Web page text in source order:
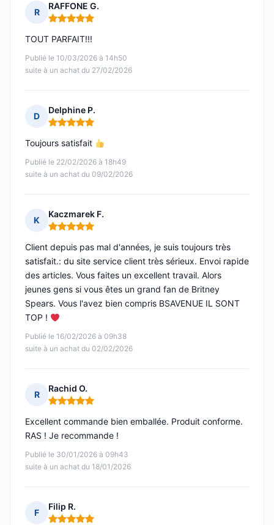
R
RAFFONE G.
Note : 5 sur 5
Publié le 10/03/2026 à 14h50
suite à un achat du 27/02/2026
TOUT PARFAIT!!!
D
Delphine P.
Note : 5 sur 5
Publié le 22/02/2026 à 18h49
suite à un achat du 09/02/2026
Toujours satisfait
K
Kaczmarek F.
Note : 5 sur 5
Publié le 16/02/2026 à 09h38
suite à un achat du 02/02/2026
Client depuis pas mal d'années, je suis toujours très
satisfait.: du site service client très sérieux. Envoi rapide
des articles. Vous faites un excellent travail. Alors
jeunes gens si vous êtes un grand fan de Britney
Spears. Vous l'avez bien compris BSAVENUE IL SONT
TOP !
R
Rachid O.
Note : 5 sur 5
Publié le 30/01/2026 à 09h43
suite à un achat du 18/01/2026
Excellent commande bien emballée. Produit conforme.
RAS ! Je recommande !
F
Filip R.